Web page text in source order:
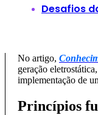
Desafios
No artigo,
geração
implementação de
Princípios